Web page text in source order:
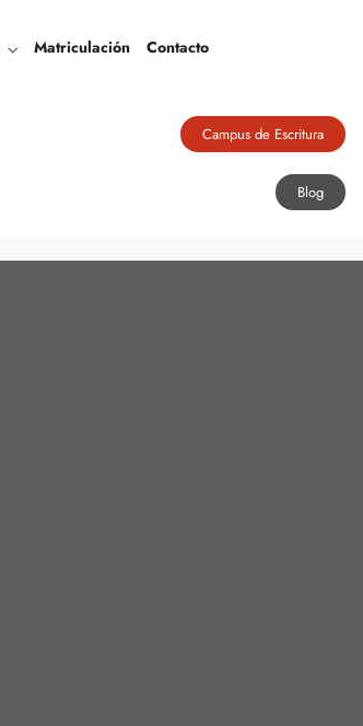
Matriculación Contacto
Campus de Escritura
Blog